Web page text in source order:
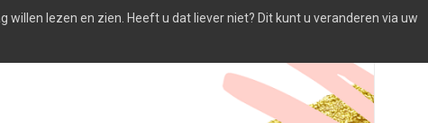
lezen en zien. Heeft u dat liever niet? Dit kunt u veranderen via uw